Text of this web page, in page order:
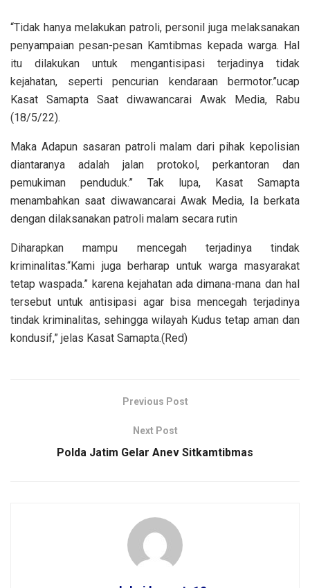
“Tidak hanya melakukan patroli, personil juga melaksanakan
penyampaian pesan-pesan Kamtibmas kepada warga. Hal
itu dilakukan untuk mengantisipasi terjadinya tidak
kejahatan, seperti pencurian kendaraan bermotor.”ucap
Kasat Samapta Saat diwawancarai Awak Media, Rabu
(18/5/22).
Maka Adapun sasaran patroli malam dari pihak kepolisian
diantaranya adalah jalan protokol, perkantoran dan
pemukiman penduduk.” Tak lupa, Kasat Samapta
menambahkan saat diwawancarai Awak Media, Ia berkata
dengan dilaksanakan patroli malam secara rutin
Diharapkan mampu mencegah terjadinya tindak
kriminalitas.“Kami juga berharap untuk warga masyarakat
tetap waspada.” karena kejahatan ada dimana-mana dan hal
tersebut untuk antisipasi agar bisa mencegah terjadinya
tindak kriminalitas, sehingga wilayah Kudus tetap aman dan
kondusif,” jelas Kasat Samapta.(Red)
Previous Post
Next Post
Polda Jatim Gelar Anev Sitkamtibmas